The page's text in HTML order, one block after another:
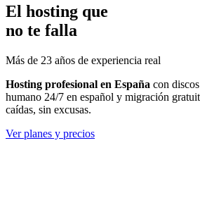
El hosting que
no te falla
Más de 23 años de experiencia real
Hosting profesional en España con
humano 24/7 en español y migración
caídas, sin excusas.
Ver planes y precios